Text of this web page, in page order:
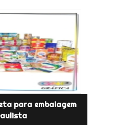
para embalagem